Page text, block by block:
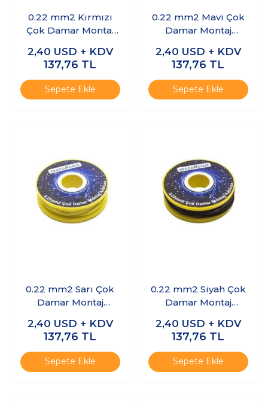
0.22 mm2 Kırmızı
Çok Damar Montaj
2,40 USD + KDV
137,76 TL
Sepete Ekle
0.22 mm2 Mavi Çok
Damar Montaj
2,40 USD + KDV
137,76 TL
Sepete Ekle
0.22 mm2 Sarı Çok
Damar Montaj
2,40 USD + KDV
137,76 TL
Sepete Ekle
0.22 mm2 Siyah Çok
Damar Montaj
2,40 USD + KDV
137,76 TL
Sepete Ekle